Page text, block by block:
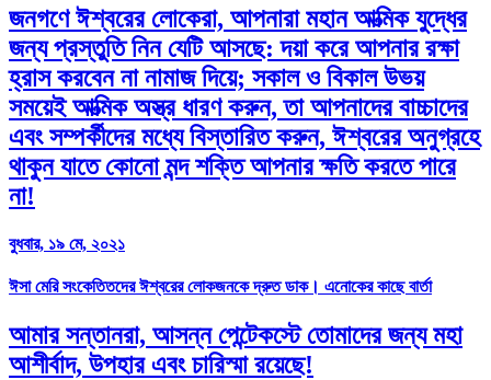
জনগণে ঈশ্বরের লোকেরা, আপনারা মহান আত্মিক যুদ্ধের
জন্য প্রস্তুতি নিন যেটি আসছে: দয়া করে আপনার রক্ষা
হ্রাস করবেন না নামাজ দিয়ে; সকাল ও বিকাল উভয়
সময়েই আত্মিক অস্ত্র ধারণ করুন, তা আপনাদের বাচ্চাদের
এবং সম্পর্কীদের মধ্যে বিস্তারিত করুন, ঈশ্বরের অনুগ্রহে
থাকুন যাতে কোনো মন্দ শক্তি আপনার ক্ষতি করতে পারে
না!
বুধবার, ১৯ মে, ২০২১
ঈসা মেরি সংকেতিতদের ঈশ্বরের লোকজনকে দ্রুত ডাক। এনোকের কাছে বার্তা
আমার সন্তানরা, আসন্ন পেন্টেকস্টে তোমাদের জন্য মহা
আশীর্বাদ, উপহার এবং চারিস্মা রয়েছে!